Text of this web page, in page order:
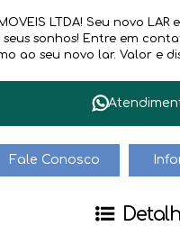
LTDA! Seu novo LAR
sonhos! Entre em
ao seu novo lar. Valor e
Fale Conosco